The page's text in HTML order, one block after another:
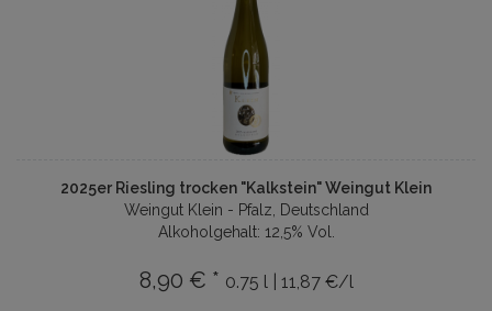
2025er Riesling trocken "Kalkstein" Weingut Klein
Weingut Klein - Pfalz, Deutschland
Alkoholgehalt: 12,5% Vol.
8,90 € * 0.75 l | 11,87 €/l